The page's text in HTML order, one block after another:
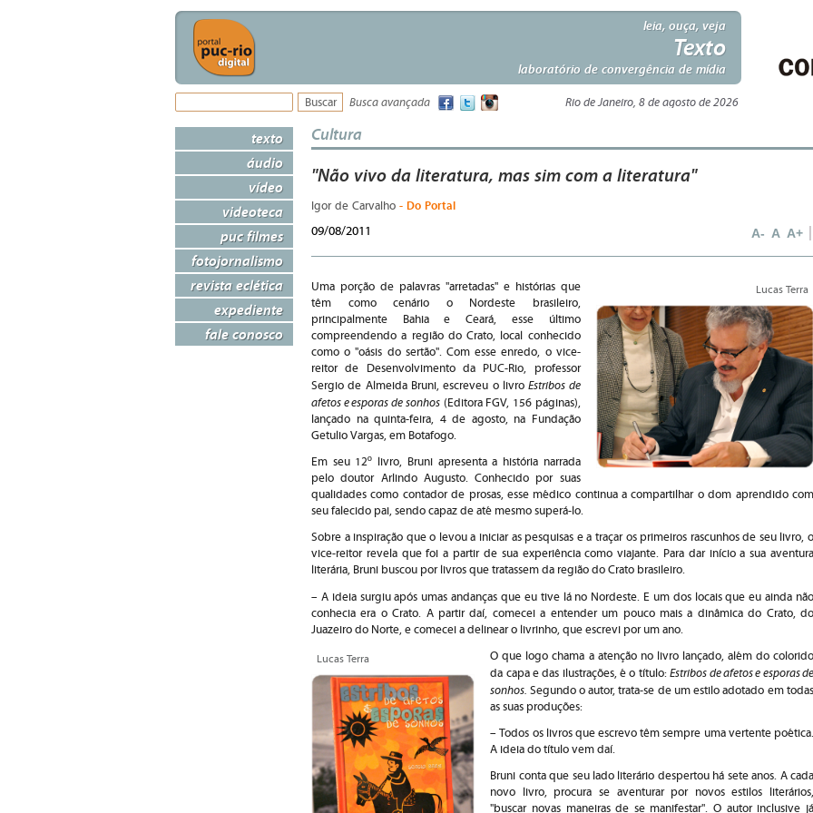
leia, ouça, veja
Texto
laboratório de convergência de mídia
Busca avançada Rio de Janeiro, 8 de agosto de 2026
texto
áudio
vídeo
videoteca
puc filmes
fotojornalismo
revista eclética
expediente
fale conosco
Cultura
"Não vivo da literatura, mas sim com a literatura"
Igor de Carvalho - Do Portal
09/08/2011 A- A A+
Lucas Terra
Uma porção de palavras "arretadas" e histórias que
têm como cenário o Nordeste brasileiro,
principalmente Bahia e Ceará, esse último
compreendendo a região do Crato, local conhecido
como o "oásis do sertão". Com esse enredo, o vice-
reitor de Desenvolvimento da PUC-Rio, professor
Sergio de Almeida Bruni, escreveu o livroEstribos de
afetos e esporas de sonhos(Editora FGV, 156 páginas),
lançado na quinta-feira, 4 de agosto, na Fundação
Getulio Vargas, em Botafogo.
Em seu 12º livro, Bruni apresenta a história narrada
pelo doutor Arlindo Augusto. Conhecido por suas
qualidades como contador de prosas, esse médico continua a compartilhar o dom aprendido com
seu falecido pai, sendo capaz de até mesmo superá-lo.
Sobre a inspiração que o levou a iniciar as pesquisas e a traçar os primeiros rascunhos de seu livro, o
vice-reitor revela que foi a partir de sua experiência como viajante. Para dar início a sua aventura
literária, Bruni buscou por livros que tratassem da região do Crato brasileiro.
– A ideia surgiu após umas andanças que eu tive lá no Nordeste. E um dos locais que eu ainda não
conhecia era o Crato. A partir daí, comecei a entender um pouco mais a dinâmica do Crato, do
Juazeiro do Norte, e comecei a delinear o livrinho, que escrevi por um ano.
Lucas Terra
O que logo chama a atenção no livro lançado, além do colorido
da capa e das ilustrações, é o título:Estribos de afetos e esporas de
sonhos. Segundo o autor, trata-se de um estilo adotado em todas
as suas produções:
– Todos os livros que escrevo têm sempre uma vertente poética.
A ideia do título vem daí.
Bruni conta que seu lado literário despertou há sete anos. A cada
novo livro, procura se aventurar por novos estilos literários,
"buscar novas maneiras de se manifestar". O autor inclusive já